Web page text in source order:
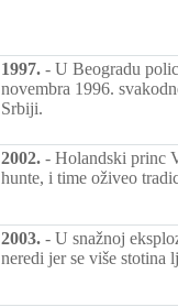
1997. - U Beogradu
novembra 1996.
Srbiji.
2002. - Holandski princ
hunte, i time oživeo
2003. - U snažnoj
neredi jer se više stotina